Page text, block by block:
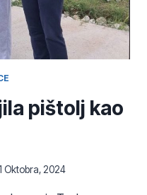
pištolj kao
Oktobra, 2024